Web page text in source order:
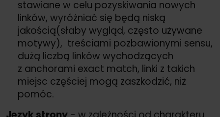
stawiane w celu pozyskiwania nowych
linków, wyróżniać się będą niską
jakością(słaby wygląd, często używane
motywy), treściami pozbawionymi sensu,
dużą liczbą linków wychodzących
z anchorami exact match, linki z takich
miejsc częściej mogą zaszkodzić, niż
pomóc.